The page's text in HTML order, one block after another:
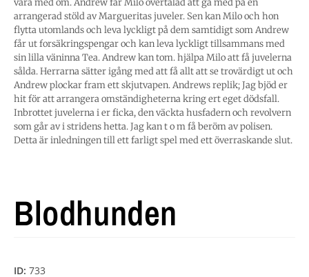
vara med om. Andrew får Milo övertalad att gå med på en
arrangerad stöld av Margueritas juveler. Sen kan Milo och hon
flytta utomlands och leva lyckligt på dem samtidigt som Andrew
får ut forsäkringspengar och kan leva lyckligt tillsammans med
sin lilla väninna Tea. Andrew kan tom. hjälpa Milo att få juvelerna
sålda. Herrarna sätter igång med att få allt att se trovärdigt ut och
Andrew plockar fram ett skjutvapen. Andrews replik; Jag bjöd er
hit för att arrangera omständigheterna kring ert eget dödsfall.
Inbrottet juvelerna i er ficka, den väckta husfadern och revolvern
som går av i stridens hetta. Jag kan t o m få beröm av polisen.
Detta är inledningen till ett farligt spel med ett överraskande slut.
Blodhunden
ID: 733